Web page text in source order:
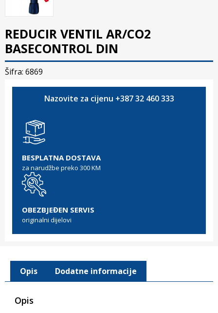
REDUCIR VENTIL AR/CO2
BASECONTROL DIN
Šifra: 6869
Nazovite za cijenu +387 32 460 333
BESPLATNA DOSTAVA
za narudžbe preko 300 KM
OBEZBJEĐEN SERVIS
originalni dijelovi
Opis Dodatne informacije
Opis